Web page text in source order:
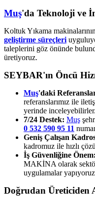
Muş'da Teknoloji ve
Koltuk Yıkama
geliştirme süreçleri
taleplerini göz önünde
üretiyoruz.
SEYBAR'ın Öncü
Muş'daki
referanslarımız ile
yerinde inceleyebilirler.
7/24 Destek: Muş
0 532 590 95 11
Geniş Çalışan
kadromuz ile hızlı
İş Güvenliğine Önem:
MAKİNA olarak
uygulamalar
Doğrudan Üreticiden